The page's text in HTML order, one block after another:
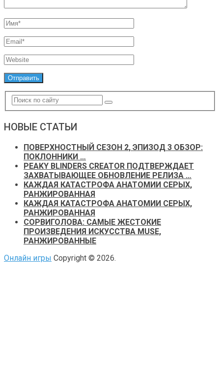
НОВЫЕ СТАТЬИ
ПОВЕРХНОСТНЫЙ СЕЗОН 2, ЭПИЗОД 3 ОБЗОР:
ПОКЛОННИКИ …
PEAKY BLINDERS CREATOR ПОДТВЕРЖДАЕТ
ЗАХВАТЫВАЮЩЕЕ ОБНОВЛЕНИЕ РЕЛИЗА …
КАЖДАЯ КАТАСТРОФА АНАТОМИИ СЕРЫХ,
РАНЖИРОВАННАЯ
КАЖДАЯ КАТАСТРОФА АНАТОМИИ СЕРЫХ,
РАНЖИРОВАННАЯ
СОРВИГОЛОВА: САМЫЕ ЖЕСТОКИЕ
ПРОИЗВЕДЕНИЯ ИСКУССТВА MUSE,
РАНЖИРОВАННЫЕ
Онлайн игры Copyright © 2026.